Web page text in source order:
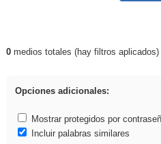
Resultados de:
0medios totales (hay filtros aplicados)
Opciones adicionales:
Mostrar protegidos por
Incluir palabras similares